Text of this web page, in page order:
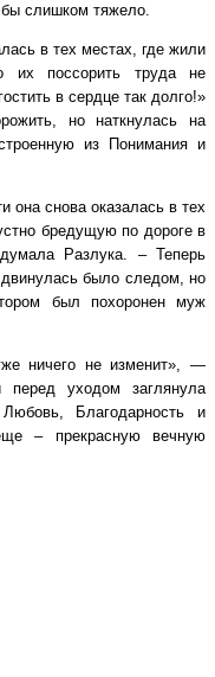
бы слишком тяжело.
в тех местах, где жили
их поссорить труда не
в сердце так долго!»
но наткнулась на
из Понимания и
она снова оказалась в тех
бредущую по дороге в
Разлука. – Теперь
было следом, но
был похоронен муж
ничего не изменит», —
уходом заглянула
Благодарность и
– прекрасную вечную